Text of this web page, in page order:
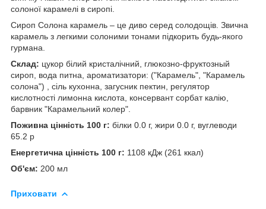
солоної карамелі в сиропі.
Сироп Солона карамель – це диво серед солодощів. Звична
карамель з легкими солоними тонами підкорить будь-якого
гурмана.
Склад: цукор білий кристалічний, глюкозно-фруктозный
сироп, вода питна, ароматизатори: ("Карамель", "Карамель
солона") , сіль кухонна, загусник пектин, регулятор
кислотності лимонна кислота, консервант сорбат калію,
барвник "Карамельний колер".
Поживна цінність 100 г: білки 0.0 г, жири 0.0 г, вуглеводи
65.2 р
Енергетична цінність 100 г: 1108 кДж (261 ккал)
Об'єм: 200 мл
Приховати